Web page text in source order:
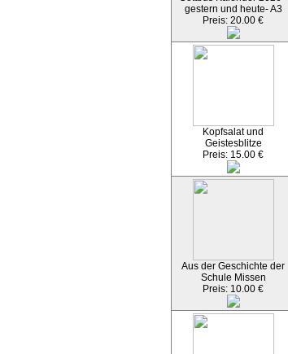
gestern und heute- A3
Preis: 20.00 €
Kopfsalat und
Geistesblitze
Preis: 15.00 €
Aus der Geschichte der
Schule Missen
Preis: 10.00 €